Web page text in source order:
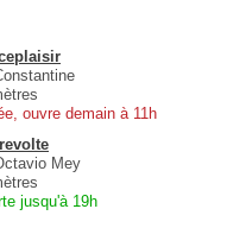
ouvre demain à 11h
Mey
jusqu'à 19h